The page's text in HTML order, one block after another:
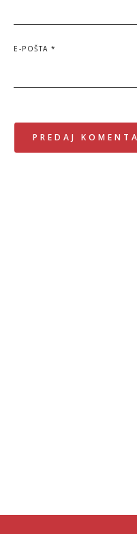
E-POŠTA *